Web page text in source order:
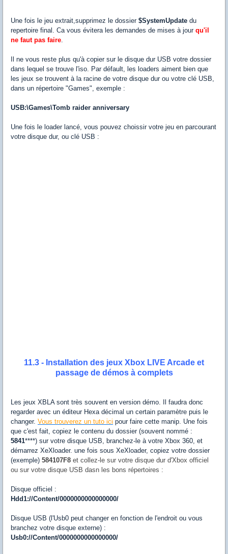
Une fois le jeu extrait,supprimez le dossier $SystemUpdate du
repertoire final. Ca vous évitera les demandes de mises à jour qu'il
ne faut pas faire.
Il ne vous reste plus qu'à copier sur le disque dur USB votre dossier
dans lequel se trouve l'iso. Par défault, les loaders aiment bien que
les jeux se trouvent à la racine de votre disque dur ou votre clé USB,
dans un répertoire "Games", exemple :
USB:\Games\Tomb raider anniversary
Une fois le loader lancé, vous pouvez choissir votre jeu en parcourant
votre disque dur, ou clé USB :
11.3 - Installation des jeux Xbox LIVE Arcade et
passage de démos à complets
Les jeux XBLA sont très souvent en version démo. Il faudra donc
regarder avec un éditeur Hexa décimal un certain paramètre puis le
changer. Vous trouverez un tuto ici pour faire cette manip. Une fois
que c'est fait, copiez le contenu du dossier (souvent nommé :
5841****) sur votre disque USB, branchez-le à votre Xbox 360, et
démarrez XeXloader. une fois sous XeXloader, copiez votre dossier
(exemple) 584107F8 et collez-le sur votre disque dur d'Xbox officiel
ou sur votre disque USB dasn les bons répertoires :
Disque officiel :
Hdd1://Content/0000000000000000/
Disque USB (l'Usb0 peut changer en fonction de l'endroit ou vous
branchez votre disque externe) :
Usb0://Content/0000000000000000/